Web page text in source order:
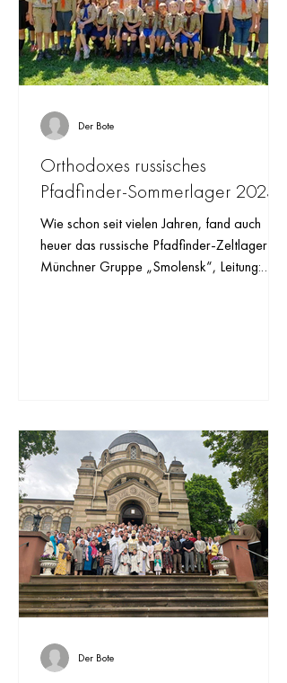
Orthodoxes russisches
Pfadfinder-Sommerlager 2023
Wie schon seit vielen Jahren, fand auch
heuer das russische Pfadfinder-Zeltlager der
Münchner Gruppe „Smolensk“, Leitung:
Der Bote
Der Bote